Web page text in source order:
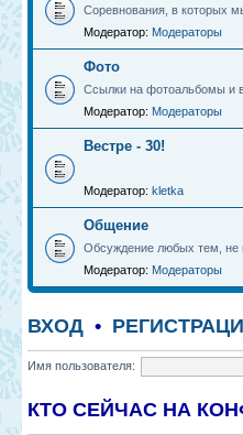
Соревнования, в которых
Модератор: Модераторы
Фото
Ссылки на фотоальбомы и
Модератор: Модераторы
Вестре - 30!
Модератор: kletka
Общение
Обсуждение любых тем, не
Модератор: Модераторы
ВХОД •
Имя пользователя:
КТО СЕЙЧАС НА